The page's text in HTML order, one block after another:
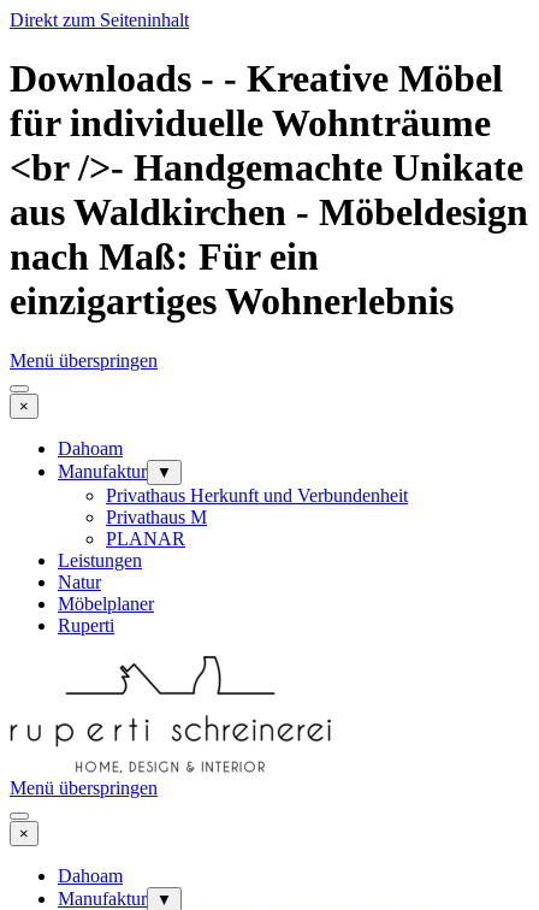
Direkt zum Seiteninhalt
Downloads - - Kreative Möbel
für individuelle Wohnträume
<br />- Handgemachte Unikate
aus Waldkirchen - Möbeldesign
nach Maß: Für ein
einzigartiges Wohnerlebnis
Menü überspringen
×
Dahoam
Manufaktur
▼
Privathaus Herkunft und Verbundenheit
Privathaus M
PLANAR
Leistungen
Natur
Möbelplaner
Ruperti
Menü überspringen
×
Dahoam
Manufaktur
▼